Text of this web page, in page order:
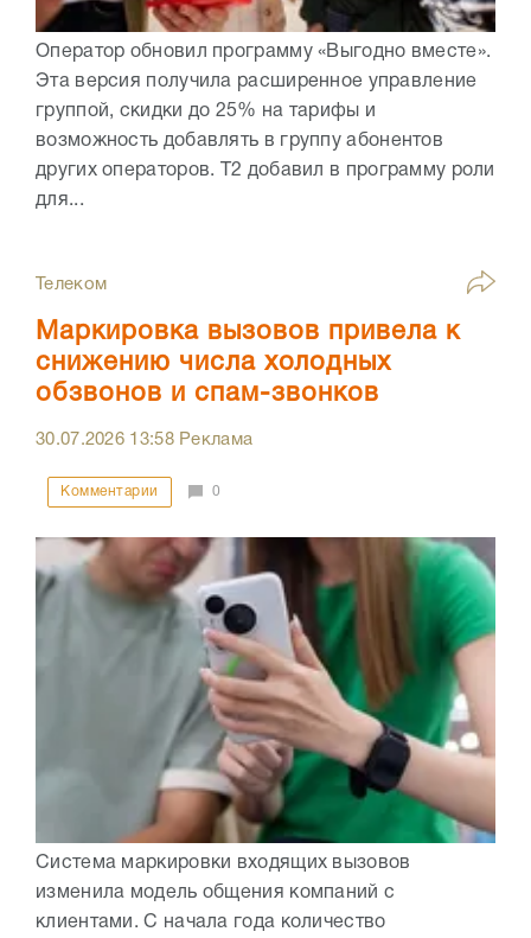
Оператор обновил программу «Выгодно вместе».
Эта версия получила расширенное управление
группой, скидки до 25% на тарифы и
возможность добавлять в группу абонентов
других операторов. Т2 добавил в программу роли
для...
Телеком
Маркировка вызовов привела к
снижению числа холодных
обзвонов и спам-звонков
30.07.2026 13:58Реклама
Комментарии 0
Система маркировки входящих вызовов
изменила модель общения компаний с
клиентами. С начала года количество